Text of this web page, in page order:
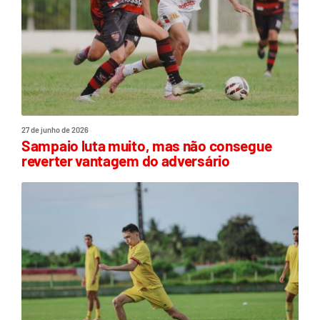
27 de junho de 2026
Sampaio luta muito, mas não consegue
reverter vantagem do adversário